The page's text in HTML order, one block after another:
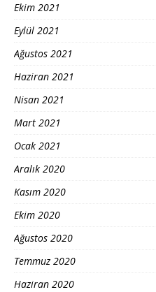
Ekim 2021
Eylül 2021
Ağustos 2021
Haziran 2021
Nisan 2021
Mart 2021
Ocak 2021
Aralık 2020
Kasım 2020
Ekim 2020
Ağustos 2020
Temmuz 2020
Haziran 2020